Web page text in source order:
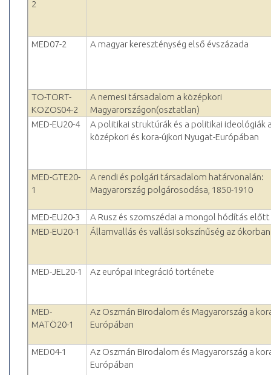
2
MED07-2 A magyar kereszténység első évszázada
TO-TORT-
KOZOS04-2
A nemesi társadalom a középkori
Magyarországon(osztatlan)
MED-EU20-4
A politikai struktúrák és a politikai ideológiák
középkori és kora-újkori Nyugat-Európában
MED-GTE20-
1
A rendi és polgári társadalom határvonalán:
Magyarország polgárosodása, 1850-1910
MED-EU20-3
A Rusz és szomszédai a mongol hódítás előtt
MED-EU20-1
Államvallás és vallási sokszínűség az ókorban
MED-JEL20-1 Az európai integráció története
MED-
MATÖ20-1
Az Oszmán Birodalom és Magyarország a
Európában
MED04-1
Az Oszmán Birodalom és Magyarország a
Európában